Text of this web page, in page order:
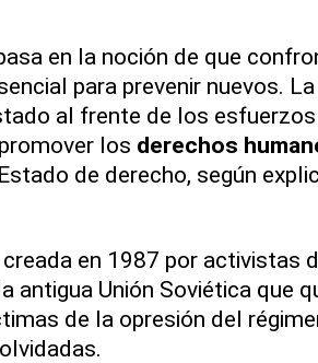
en la noción de que
para prevenir nuevos.
al frente de los
los derechos
de derecho, según
en 1987 por activistas
antigua Unión Soviética que
de la opresión del